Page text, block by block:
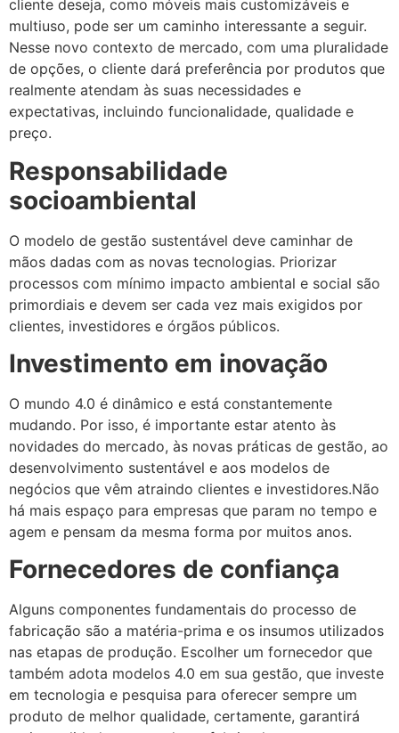
cliente deseja, como móveis mais customizáveis e
multiuso, pode ser um caminho interessante a seguir.
Nesse novo contexto de mercado, com uma pluralidade
de opções, o cliente dará preferência por produtos que
realmente atendam às suas necessidades e
expectativas, incluindo funcionalidade, qualidade e
preço.
Responsabilidade
socioambiental
O modelo de gestão sustentável deve caminhar de
mãos dadas com as novas tecnologias. Priorizar
processos com mínimo impacto ambiental e social são
primordiais e devem ser cada vez mais exigidos por
clientes, investidores e órgãos públicos.
Investimento em inovação
O mundo 4.0 é dinâmico e está constantemente
mudando. Por isso, é importante estar atento às
novidades do mercado, às novas práticas de gestão, ao
desenvolvimento sustentável e aos modelos de
negócios que vêm atraindo clientes e investidores.Não
há mais espaço para empresas que param no tempo e
agem e pensam da mesma forma por muitos anos.
Fornecedores de confiança
Alguns componentes fundamentais do processo de
fabricação são a matéria-prima e os insumos utilizados
nas etapas de produção. Escolher um fornecedor que
também adota modelos 4.0 em sua gestão, que investe
em tecnologia e pesquisa para oferecer sempre um
produto de melhor qualidade, certamente, garantirá